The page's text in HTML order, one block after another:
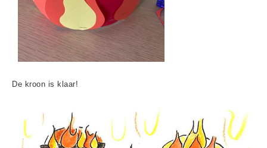
De kroon is klaar!